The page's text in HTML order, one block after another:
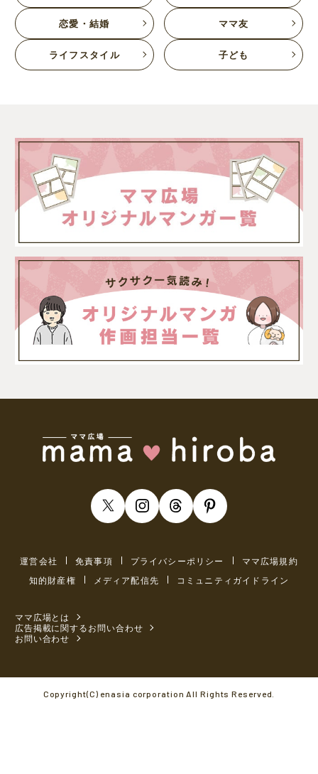
恋愛・結婚 ママ友
ライフスタイル 子ども
運営会社 免責事項 プライバシーポリシー
ママ広場規約
知的財産権
メディア配信先 コミュニティガイドライン
ママ広場とは
広告掲載に関するお問い合わせ
お問い合わせ
Copyright(C) enasia corporation All Rights Reserved.